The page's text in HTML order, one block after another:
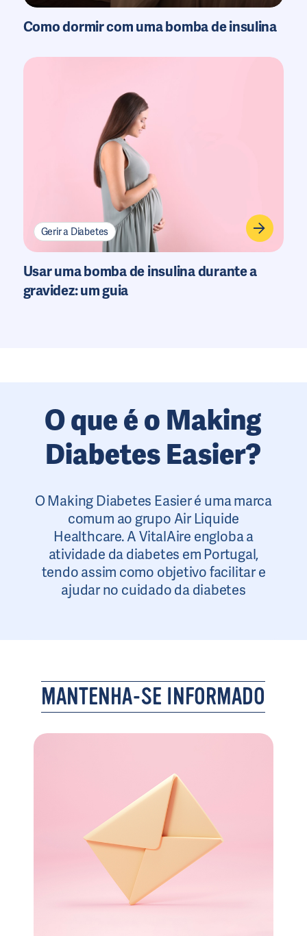
Como dormir com uma bomba de insulina
Gerir a Diabetes
Usar uma bomba de insulina durante a
gravidez: um guia
O que é o Making
Diabetes Easier?
O Making Diabetes Easier é uma marca
comum ao grupo Air Liquide
Healthcare. A VitalAire engloba a
atividade da diabetes em Portugal,
tendo assim como objetivo facilitar e
ajudar no cuidado da diabetes
MANTENHA-SE INFORMADO